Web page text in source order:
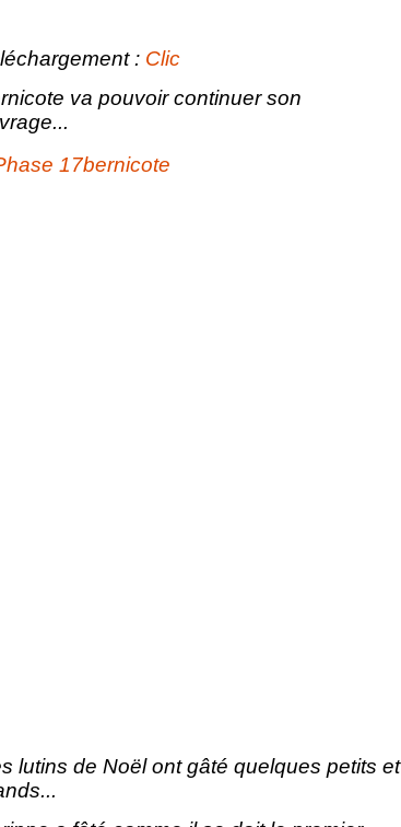
: Clic
va pouvoir continuer son
lutins de Noël ont gâté quelques petits et